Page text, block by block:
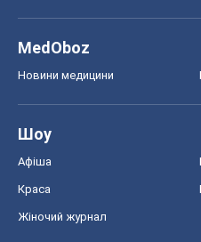
MedOboz
Новини медицини
Шоу
Афіша
Краса
Жіночий журнал